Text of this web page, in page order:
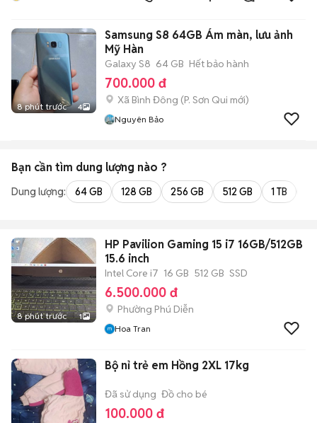
8 phút trước 4
Samsung S8 64GB Ám màn, lưu ảnh
Mỹ Hàn
Galaxy S8 64 GB Hết bảo hành
700.000 đ
Xã Bình Đông (P. Sơn Qui mới)
Nguyên Bảo
Bạn cần tìm dung lượng nào ?
Dung lượng: 64 GB 128 GB 256 GB 512 GB 1 TB
8 phút trước 1
HP Pavilion Gaming 15 i7 16GB/512GB
15.6 inch
Intel Core i7 16 GB 512 GB SSD
6.500.000 đ
Phường Phú Diễn
Hoa Tran
Bộ nỉ trẻ em Hồng 2XL 17kg
Đã sử dụng Đồ cho bé
100.000 đ